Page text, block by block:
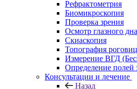
Рефрактометрия
Биомикроскопия
Проверка зрения
Осмотр глазного дна
Скиаскопия
Топография
Измерение ВГД
Определение полей
Консультации и лечение
Назад